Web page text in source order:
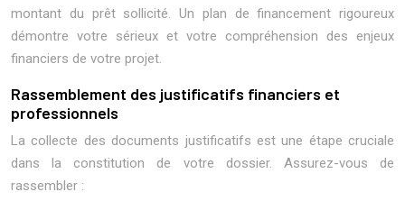
montant du prêt sollicité. Un plan de financement rigoureux
démontre votre sérieux et votre compréhension des enjeux
financiers de votre projet.
Rassemblement des justificatifs financiers et
professionnels
La collecte des documents justificatifs est une étape cruciale
dans la constitution de votre dossier. Assurez-vous de
rassembler :